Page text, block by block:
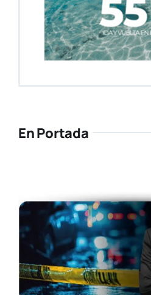
En Portada